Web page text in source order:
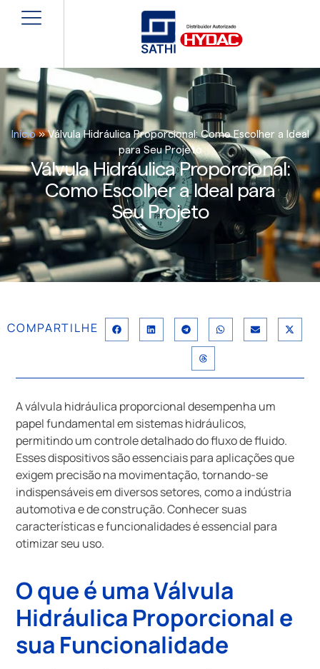
Início»Válvula Hidráulica Proporcional: Como Escolher a Ideal
para Seu Projeto
Válvula Hidráulica Proporcional:
Como Escolher a Ideal para
Seu Projeto
COMPARTILHE
A válvula hidráulica proporcional desempenha um
papel fundamental em sistemas hidráulicos,
permitindo um controle detalhado do fluxo de fluido.
Esses dispositivos são essenciais para aplicações que
exigem precisão na movimentação, tornando-se
indispensáveis em diversos setores, como a indústria
automotiva e de construção. Conhecer suas
características e funcionalidades é essencial para
otimizar seu uso.
O que é uma Válvula
Hidráulica Proporcional e
sua Funcionalidade